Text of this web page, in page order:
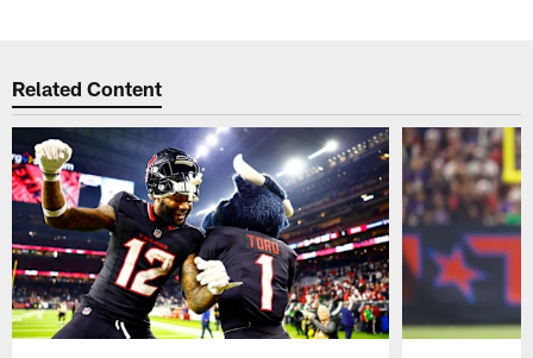
Related Content